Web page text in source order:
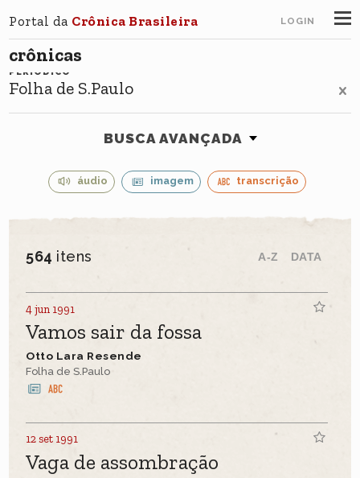
Portal da Crônica Brasileira LOGIN
crônicas
PERIÓDICO
Folha de S.Paulo
BUSCA AVANÇADA
áudio imagem transcrição
564 itens A-Z DATA
4 jun 1991
Vamos sair da fossa
Otto Lara Resende
Folha de S.Paulo
12 set 1991
Vaga de assombração